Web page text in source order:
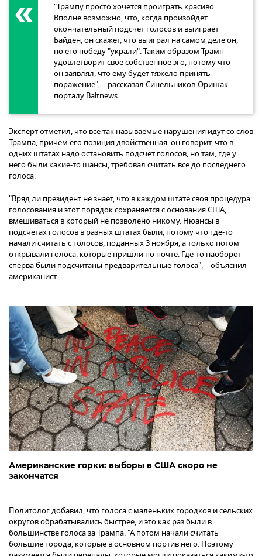
"Трампу просто хочется проиграть красиво.
Вполне возможно, что, когда произойдет
окончательный подсчет голосов и выиграет
Байден, он скажет, что выиграл на самом деле он,
но его победу "украли". Таким образом Трамп
удовлетворит свое собственное эго, потому что
он заявлял, что ему будет тяжело принять
поражение", – рассказал Синельников-Оришак
порталу Baltnews.
Эксперт отметил, что все так называемые нарушения идут со слов
Трампа, причем его позиция двойственная: он говорит, что в
одних штатах надо остановить подсчет голосов, но там, где у
него были какие-то шансы, требовал считать все до последнего
голоса.
"Вряд ли президент не знает, что в каждом штате своя процедура
голосования и этот порядок сохраняется с основания США,
вмешиваться в который не позволено никому. Нюансы в
подсчетах голосов в разных штатах были, потому что где-то
начали считать с голосов, поданных 3 ноября, а только потом
открывали голоса, которые пришли по почте. Где-то наоборот –
сперва были подсчитаны предварительные голоса", – объяснил
американист.
Американские горки: выборы в США скоро не
закончатся
Политолог добавил, что голоса с маленьких городков и сельских
округов обрабатывались быстрее, и это как раз были в
большинстве голоса за Трампа. "А потом начали считать
большие города, которые в основном портив него. Поэтому